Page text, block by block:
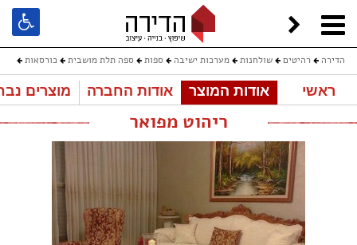
הדירה רהיטים שולחנות מערכות ישיבה ספות ספה תלת מושבית כורסאות
הדום שולחן סלון ריהוט מפואר ראשי אודות המוצר אודות החברה מוצרים
ריהוט מפואר